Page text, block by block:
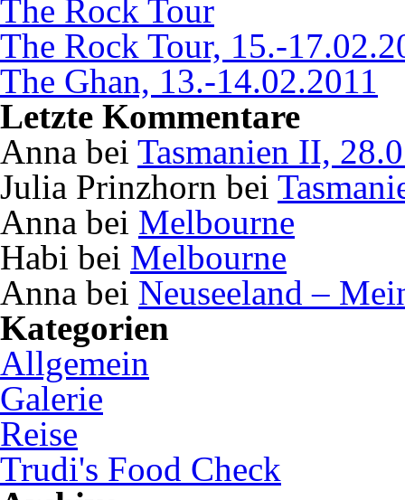
The Rock Tour
The Rock Tour, 15.-
The Ghan, 13.-14.02.2011
Letzte Kommentare
Anna bei Tasmanien II,
Julia Prinzhorn bei
Anna bei Melbourne
Habi bei Melbourne
Anna bei Neuseeland –
Kategorien
Allgemein
Galerie
Reise
Trudi's Food Check